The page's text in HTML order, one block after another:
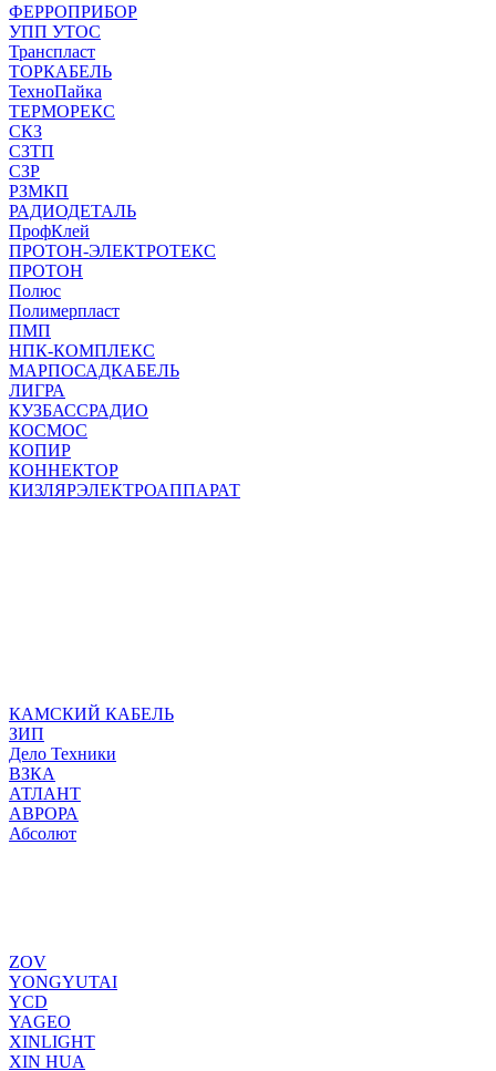
ФЕРРОПРИБОР
УПП УТОС
Транспласт
ТОРКАБЕЛЬ
ТехноПайка
ТЕРМОРЕКС
СКЗ
СЗТП
СЗР
РЗМКП
РАДИОДЕТАЛЬ
ПрофКлей
ПРОТОН-ЭЛЕКТРОТЕКС
ПРОТОН
Полюс
Полимерпласт
ПМП
НПК-КОМПЛЕКС
МАРПОСАДКАБЕЛЬ
ЛИГРА
КУЗБАССРАДИО
КОСМОС
КОПИР
КОННЕКТОР
КИЗЛЯРЭЛЕКТРОАППАРАТ
КАМСКИЙ КАБЕЛЬ
ЗИП
Дело Техники
ВЗКА
АТЛАНТ
АВРОРА
Абсолют
ZOV
YONGYUTAI
YCD
YAGEO
XINLIGHT
XIN HUA